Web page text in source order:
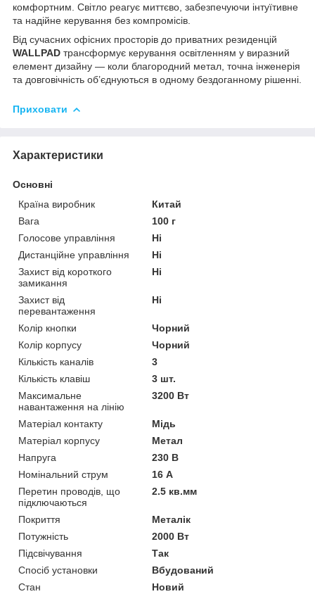
комфортним. Світло реагує миттєво, забезпечуючи інтуїтивне
та надійне керування без компромісів.
Від сучасних офісних просторів до приватних резиденцій
WALLPAD трансформує керування освітленням у виразний
елемент дизайну — коли благородний метал, точна інженерія
та довговічність об’єднуються в одному бездоганному рішенні.
Приховати
Характеристики
Основні
Країна виробник
Китай
Вага
100 г
Голосове управління
Ні
Дистанційне управління
Ні
Захист від короткого
замикання
Ні
Захист від
перевантаження
Ні
Колір кнопки
Чорний
Колір корпусу
Чорний
Кількість каналів
3
Кількість клавіш
3 шт.
Максимальне
навантаження на лінію
3200 Вт
Матеріал контакту
Мідь
Матеріал корпусу
Метал
Напруга
230 В
Номінальний струм
16 А
Перетин проводів, що
підключаються
2.5 кв.мм
Покриття
Металік
Потужність
2000 Вт
Підсвічування
Так
Спосіб установки
Вбудований
Стан
Новий